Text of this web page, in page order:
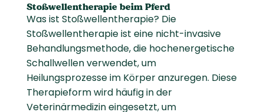
Stoßwellentherapie beim Pferd
Was ist Stoßwellentherapie? Die
Stoßwellentherapie ist eine nicht-invasive
Behandlungsmethode, die hochenergetische
Schallwellen verwendet, um
Heilungsprozesse im Körper anzuregen. Diese
Therapieform wird häufig in der
Veterinärmedizin eingesetzt, um